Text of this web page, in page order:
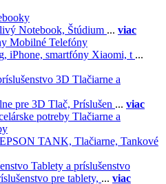
Notebook, Štúdium ... viac
Mobilné Telefóny
iPhone, smartfóny Xiaomi, t ...
3D Tlačiarne a
pre 3D Tlač, Príslušen ... viac
Tlačiarne a
TANK, Tlačiarne, Tankové
Tablety a príslušenstvo
pre tablety, ... viac